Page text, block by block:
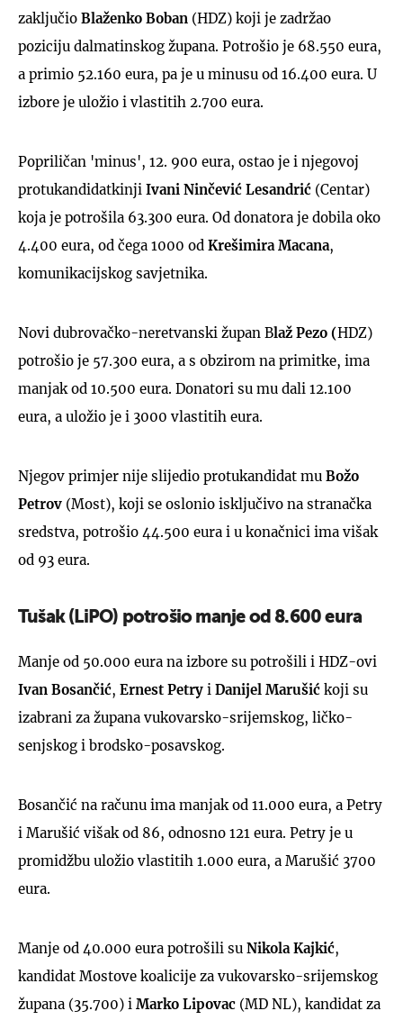
zaključio Blaženko Boban (HDZ) koji je zadržao
poziciju dalmatinskog župana. Potrošio je 68.550 eura,
a primio 52.160 eura, pa je u minusu od 16.400 eura. U
izbore je uložio i vlastitih 2.700 eura.
Popriličan 'minus', 12. 900 eura, ostao je i njegovoj
protukandidatkinji Ivani Ninčević Lesandrić (Centar)
koja je potrošila 63.300 eura. Od donatora je dobila oko
4.400 eura, od čega 1000 od Krešimira Macana,
komunikacijskog savjetnika.
Novi dubrovačko-neretvanski župan Blaž Pezo (HDZ)
potrošio je 57.300 eura, a s obzirom na primitke, ima
manjak od 10.500 eura. Donatori su mu dali 12.100
eura, a uložio je i 3000 vlastitih eura.
Njegov primjer nije slijedio protukandidat mu Božo
Petrov (Most), koji se oslonio isključivo na stranačka
sredstva, potrošio 44.500 eura i u konačnici ima višak
od 93 eura.
Tušak (LiPO) potrošio manje od 8.600 eura
Manje od 50.000 eura na izbore su potrošili i HDZ-ovi
Ivan Bosančić, Ernest Petry i Danijel Marušić koji su
izabrani za župana vukovarsko-srijemskog, ličko-
senjskog i brodsko-posavskog.
Bosančić na računu ima manjak od 11.000 eura, a Petry
i Marušić višak od 86, odnosno 121 eura. Petry je u
promidžbu uložio vlastitih 1.000 eura, a Marušić 3700
eura.
Manje od 40.000 eura potrošili su Nikola Kajkić,
kandidat Mostove koalicije za vukovarsko-srijemskog
župana (35.700) i Marko Lipovac (MD NL), kandidat za